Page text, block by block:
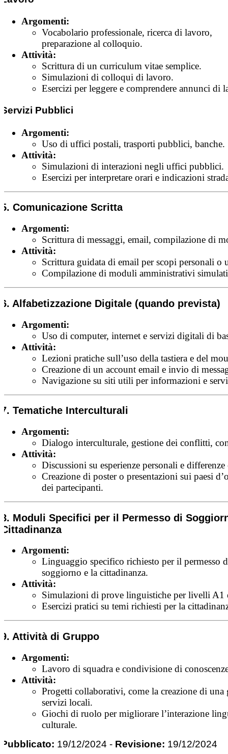
Argomenti:
Vocabolario professionale, ricerca di lavoro,
preparazione al colloquio.
Attività:
Scrittura di un curriculum vitae semplice.
Simulazioni di colloqui di lavoro.
Esercizi per leggere e comprendere annunci di
Servizi Pubblici
Argomenti:
Uso di uffici postali, trasporti pubblici, banche.
Attività:
Simulazioni di interazioni negli uffici pubblici.
Esercizi per interpretare orari e indicazioni
5. Comunicazione Scritta
Argomenti:
Scrittura di messaggi, email, compilazione di
Attività:
Scrittura guidata di email per scopi personali o
Compilazione di moduli amministrativi
6. Alfabetizzazione Digitale (quando prevista)
Argomenti:
Uso di computer, internet e servizi digitali di
Attività:
Lezioni pratiche sull’uso della tastiera e del
Creazione di un account email e invio di
Navigazione su siti utili per informazioni e
7. Tematiche Interculturali
Argomenti:
Dialogo interculturale, gestione dei conflitti,
Attività:
Discussioni su esperienze personali e
Creazione di poster o presentazioni sui paesi
dei partecipanti.
8. Moduli Specifici per il Permesso di
Cittadinanza
Argomenti:
Linguaggio specifico richiesto per il permesso
soggiorno e la cittadinanza.
Attività:
Simulazioni di prove linguistiche per livelli A1
Esercizi pratici su temi richiesti per la
9. Attività di Gruppo
Argomenti:
Lavoro di squadra e condivisione di
Attività:
Progetti collaborativi, come la creazione di una
servizi locali.
Giochi di ruolo per migliorare l’interazione
culturale.
Pubblicato: 19/12/2024 - Revisione: 19/12/2024